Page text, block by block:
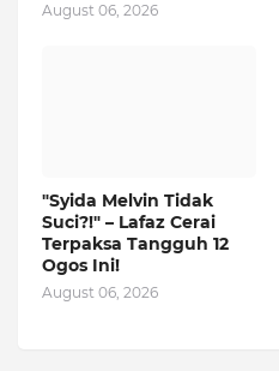
August 06, 2026
"Syida Melvin Tidak
Suci?!" – Lafaz Cerai
Terpaksa Tangguh 12
Ogos Ini!
August 06, 2026